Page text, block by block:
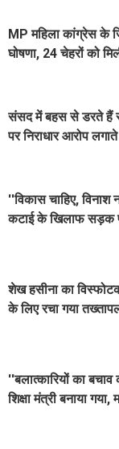
MP महिला कांग्रेस के
घोषणा, 24 चेहरों को
संसद में बहस से डरते हैं
पर निराधार आरोप
''विकास चाहिए, विनाश
कटाई के खिलाफ सड़क
शेख हसीना का
के लिए रचा गया
''बलात्कारियों का
शिक्षा मंत्री बनाया गया,